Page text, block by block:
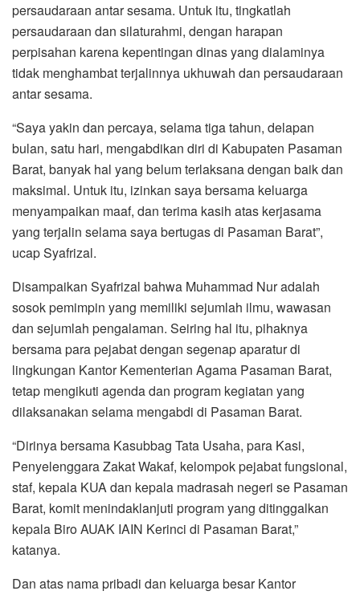
persaudaraan antar sesama. Untuk itu, tingkatlah
persaudaraan dan silaturahmi, dengan harapan
perpisahan karena kepentingan dinas yang dialaminya
tidak menghambat terjalinnya ukhuwah dan persaudaraan
antar sesama.
“Saya yakin dan percaya, selama tiga tahun, delapan
bulan, satu hari, mengabdikan diri di Kabupaten Pasaman
Barat, banyak hal yang belum terlaksana dengan baik dan
maksimal. Untuk itu, izinkan saya bersama keluarga
menyampaikan maaf, dan terima kasih atas kerjasama
yang terjalin selama saya bertugas di Pasaman Barat”,
ucap Syafrizal.
Disampaikan Syafrizal bahwa Muhammad Nur adalah
sosok pemimpin yang memiliki sejumlah ilmu, wawasan
dan sejumlah pengalaman. Seiring hal itu, pihaknya
bersama para pejabat dengan segenap aparatur di
lingkungan Kantor Kementerian Agama Pasaman Barat,
tetap mengikuti agenda dan program kegiatan yang
dilaksanakan selama mengabdi di Pasaman Barat.
“Dirinya bersama Kasubbag Tata Usaha, para Kasi,
Penyelenggara Zakat Wakaf, kelompok pejabat fungsional,
staf, kepala KUA dan kepala madrasah negeri se Pasaman
Barat, komit menindaklanjuti program yang ditinggalkan
kepala Biro AUAK IAIN Kerinci di Pasaman Barat,”
katanya.
Dan atas nama pribadi dan keluarga besar Kantor